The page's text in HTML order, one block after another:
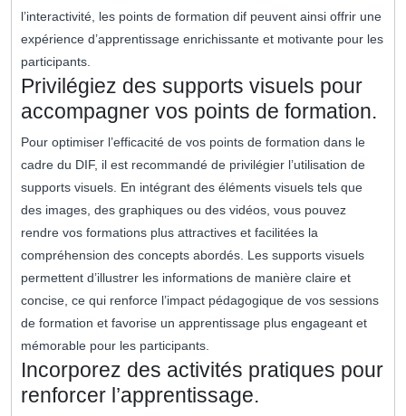
l’interactivité, les points de formation dif peuvent ainsi offrir une
expérience d’apprentissage enrichissante et motivante pour les
participants.
Privilégiez des supports visuels pour
accompagner vos points de formation.
Pour optimiser l’efficacité de vos points de formation dans le
cadre du DIF, il est recommandé de privilégier l’utilisation de
supports visuels. En intégrant des éléments visuels tels que
des images, des graphiques ou des vidéos, vous pouvez
rendre vos formations plus attractives et facilitées la
compréhension des concepts abordés. Les supports visuels
permettent d’illustrer les informations de manière claire et
concise, ce qui renforce l’impact pédagogique de vos sessions
de formation et favorise un apprentissage plus engageant et
mémorable pour les participants.
Incorporez des activités pratiques pour
renforcer l’apprentissage.